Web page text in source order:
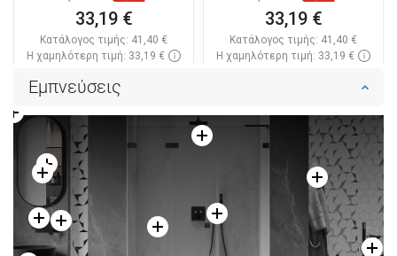
33,19 €
Κατάλογος τιμής: 41,40 €
Η χαμηλότερη τιμή: 33,19 €
Αγαπημένα
Σύγκριση
33,19 €
Κατάλογος τιμής: 41,40 €
Η χαμηλότερη τιμή: 33,19 €
Αγαπημένα
Σύγκριση
Εμπνεύσεις